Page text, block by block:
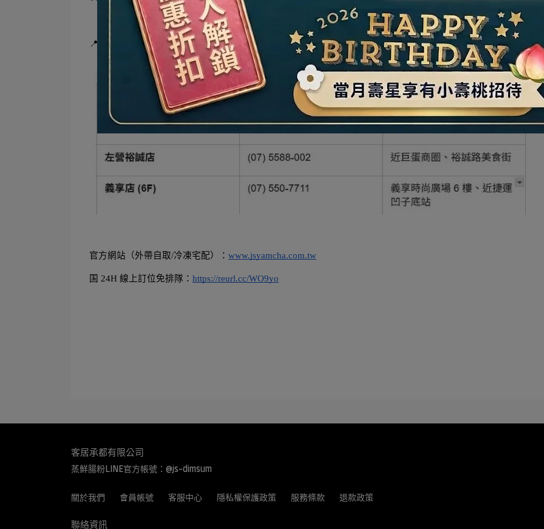
📍蒸鮮腸粉港式飲茶| 分店資訊與訂位
官方網站（外帶自取/冷凍宅配）： www.jsyamcha.com.tw
国 24H 線上訂位免排隊： https://reurl.cc/WO9yo
客居承都有限公司
蒸鮮腸粉LINE官方帳號：@js-dimsum
關於我們 會員帳號 客服中心 隱私權保護政策 服務條款 退款政策
聯絡資訊